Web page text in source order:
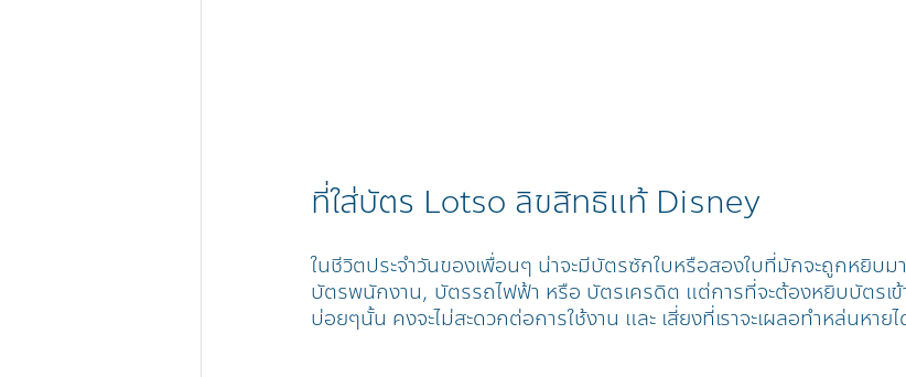
ที่ใส่บัตร Lotso ลิขสิทธิแท้ Disney
ในชีวิตประจำวันของเพื่อนๆ น่าจะมีบัตรซักใบหรือสองใบที่มักจะถูกหยิบมา
บัตรพนักงาน, บัตรรถไฟฟ้า หรือ บัตรเครดิต แต่การที่จะต้องหยิบบัตรเข้
บ่อยๆนั้น คงจะไม่สะดวกต่อการใช้งาน และ เสี่ยงที่เราจะเผลอทำหล่นหาย